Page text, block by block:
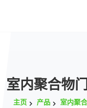
室内聚合物
主页 产品 室内聚